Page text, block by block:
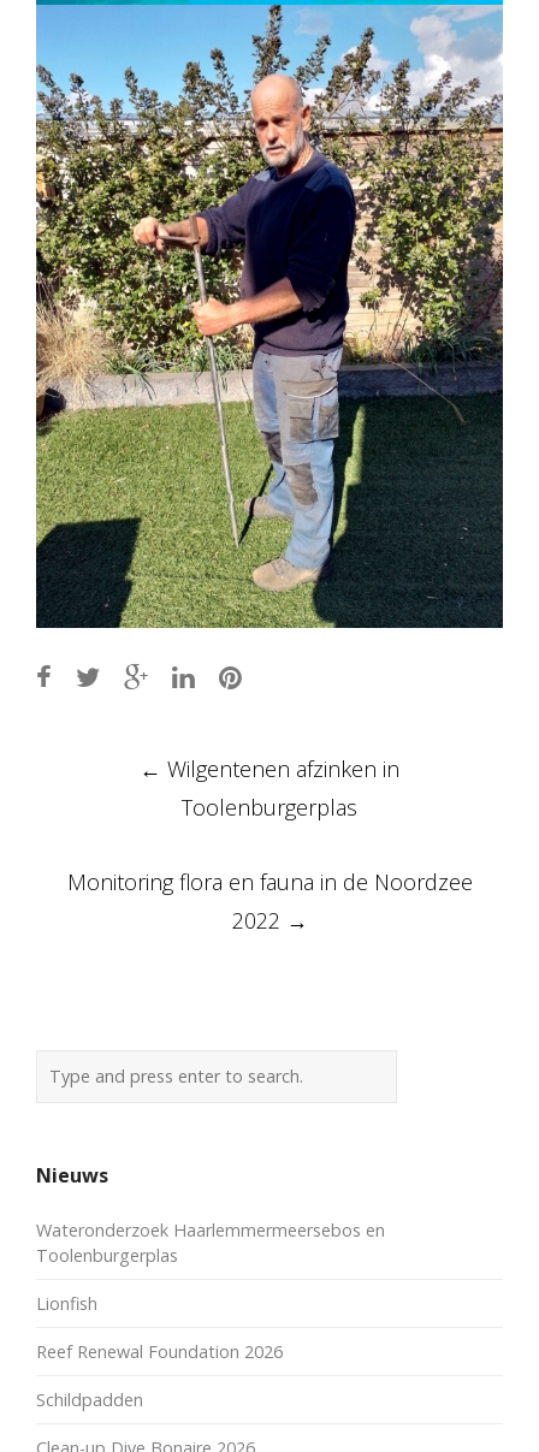
navigation
← Wilgentenen afzinken in
Toolenburgerplas
Monitoring flora en fauna in de Noordzee
2022 →
Nieuws
Wateronderzoek Haarlemmermeersebos en
Toolenburgerplas
Lionfish
Reef Renewal Foundation 2026
Schildpadden